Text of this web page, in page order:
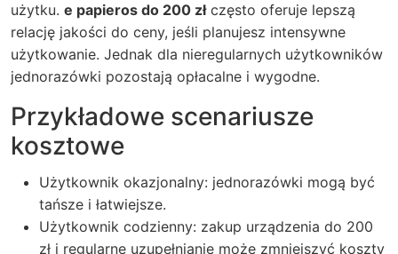
użytku. e papieros do 200 złczęsto oferuje lepszą
relację jakości do ceny, jeśli planujesz intensywne
użytkowanie. Jednak dla nieregularnych użytkowników
jednorazówki pozostają opłacalne i wygodne.
Przykładowe scenariusze
kosztowe
Użytkownik okazjonalny: jednorazówki mogą być
tańsze i łatwiejsze.
Użytkownik codzienny: zakup urządzenia do 200
zł i regularne uzupełnianie może zmniejszyć koszty